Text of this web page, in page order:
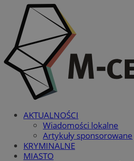
AKTUALNOŚCI
Wiadomości lokalne
Artykuły sponsorowane
KRYMINALNE
MIASTO